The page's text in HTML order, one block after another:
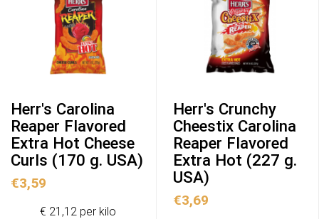
Herr's Carolina
Reaper Flavored
Extra Hot Cheese
Curls (170 g. USA)
€3,59
€ 21,12 per kilo
Herr's Crunchy
Cheestix Carolina
Reaper Flavored
Extra Hot (227 g.
USA)
€3,69